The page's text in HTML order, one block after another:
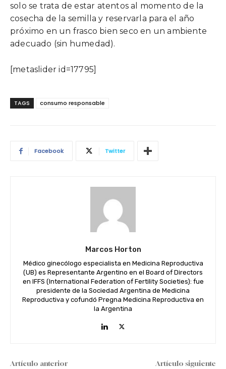
solo se trata de estar atentos al momento de la
cosecha de la semilla y reservarla para el año
próximo en un frasco bien seco en un ambiente
adecuado (sin humedad).
[metaslider id=17795]
TAGS consumo responsable
Facebook Twitter
Marcos Horton
Médico ginecólogo especialista en Medicina Reproductiva
(UB) es Representante Argentino en el Board of Directors
en IFFS (International Federation of Fertility Societies): fue
presidente de la Sociedad Argentina de Medicina
Reproductiva y cofundó Pregna Medicina Reproductiva en
la Argentina
Artículo anterior Artículo siguiente